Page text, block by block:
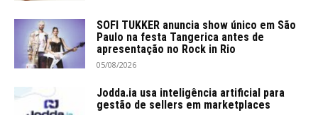
SOFI TUKKER anuncia show único em São
Paulo na festa Tangerica antes de
apresentação no Rock in Rio
05/08/2026
Jodda.ia usa inteligência artificial para
gestão de sellers em marketplaces